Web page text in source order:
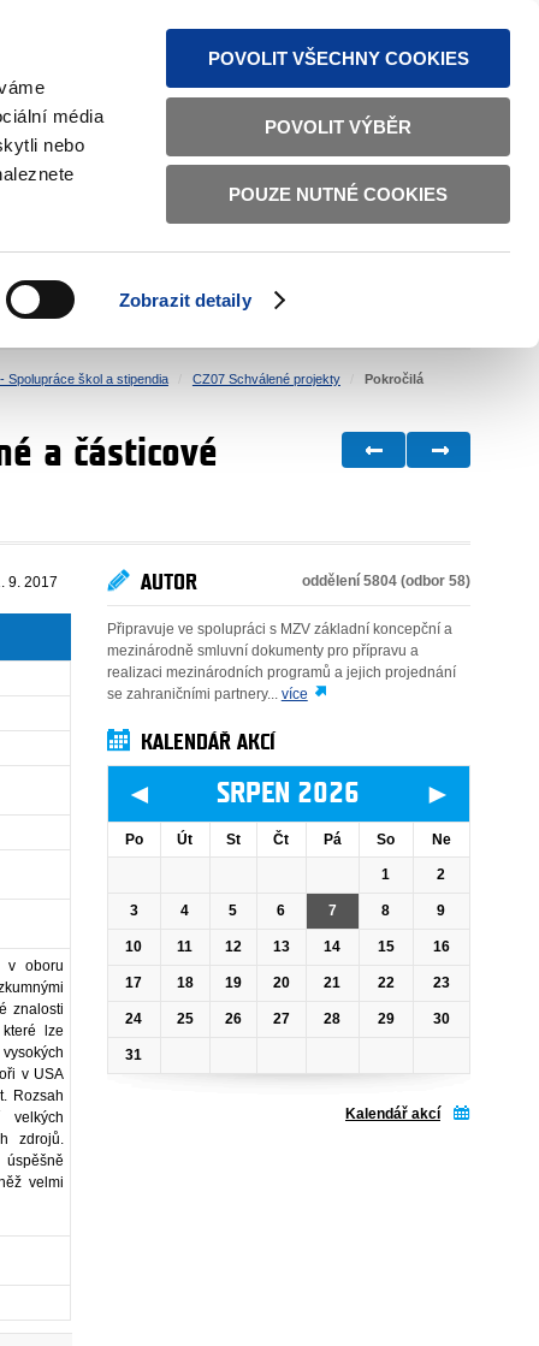
média
nebo
Zobrazit detaily
POVOLIT VŠECHNY COOKIES
POVOLIT VÝBĚR
POUZE NUTNÉ COOKIES
TEXTOVÁ VERZE ČESKY ENGLISH
VNITŘNÍ VĚCI BILATERÁLNÍ SPOLUPRÁCE
Spolupráce škol a stipendia CZ07 Schválené projekty Pokročilá
a částicové
9. 2017
v oboru
znalosti
lze
v USA
Rozsah
velkých
zdrojů.
velmi
AUTOR oddělení 5804 (odbor 58)
Připravuje ve spolupráci s MZV základní koncepční a
mezinárodně smluvní dokumenty pro přípravu a
realizaci mezinárodních programů a jejich projednání
se zahraničními partnery... více
KALENDÁŘ AKCÍ
◄ SRPEN 2026 ►
Po Út St Čt Pá So Ne
1 2
3 4 5 6 7 8 9
10 11 12 13 14 15 16
17 18 19 20 21 22 23
24 25 26 27 28 29 30
31
Kalendář akcí